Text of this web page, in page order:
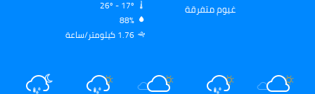
غيوم متفرقة
88%
1.76 كيلومتر/ساعة